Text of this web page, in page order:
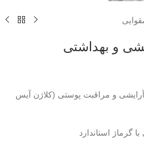
و بهداشتی
و مراقبت پوستی (کلاژن آیس
گرماژ استاندارد